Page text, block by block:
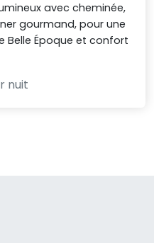
avec cheminée,
gourmand, pour une
Belle Époque et confort
nuit